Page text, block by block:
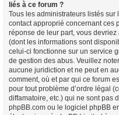
liés à ce forum ?
Tous les administrateurs listés sur
contact approprié concernant ces
réponse de leur part, vous
(dont les informations sont
celui-ci fonctionne sur un service
de gestion des abus. Veuillez
aucune juridiction et ne peut en
comment, où et par qui ce forum
pour tout problème d’ordre légal
diffamatoire, etc.) qui ne sont pas
phpBB.com ou le logiciel phpBB